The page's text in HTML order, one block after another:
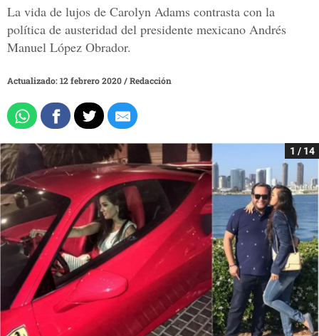
La vida de lujos de Carolyn Adams contrasta con la
política de austeridad del presidente mexicano Andrés
Manuel López Obrador.
Actualizado: 12 febrero 2020/Redacción
1 / 14